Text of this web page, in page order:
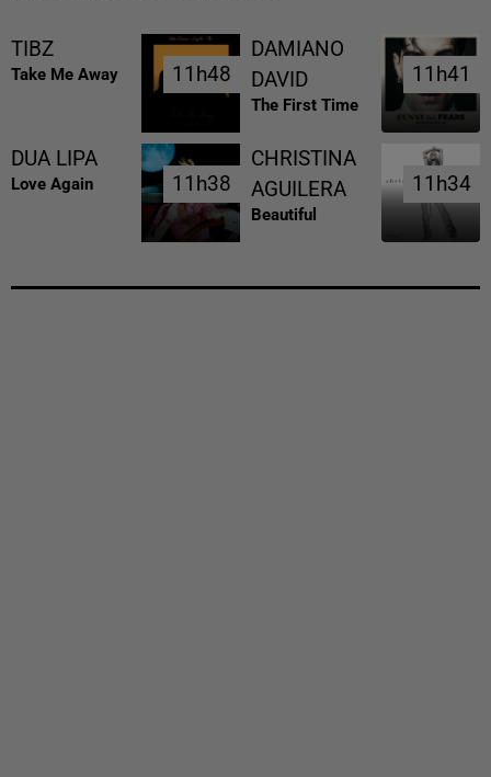
TIBZ
Take Me Away 11h48
11h48
DAMIANO
DAVID
The First Time
11h41
11h41
DUA LIPA
Love Again 11h38
11h38
CHRISTINA
AGUILERA
Beautiful
11h34
11h34